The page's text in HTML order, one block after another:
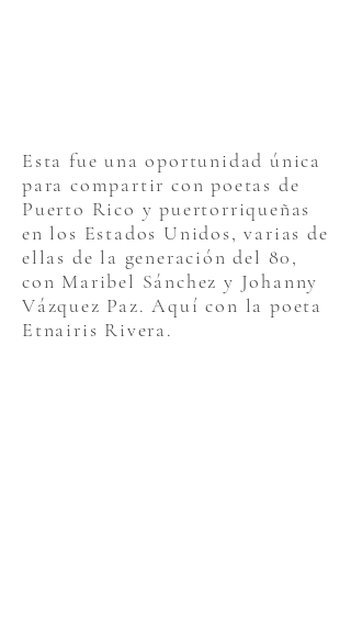
Esta fue una oportunidad única
para compartir con poetas de
Puerto Rico y puertorriqueñas
en los Estados Unidos, varias de
ellas de la generación del 80,
con Maribel Sánchez y Johanny
Vázquez Paz. Aquí con la poeta
Etnairis Rivera.